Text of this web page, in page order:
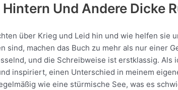
Hintern Und Andere Dicke
über Krieg und Leid hin und wie helfen
sind, machen das Buch zu mehr als nur einer
und die Schreibweise ist erstklassig.
inspiriert, einen Unterschied in meinem
wie eine stürmische See, was es